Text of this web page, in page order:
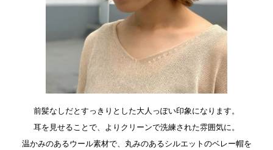
前髪なしだとすっきりとした大人っぽい印象になります。
耳を見せることで、よりクリーンで洗練された雰囲気に。
温かみのあるウール素材で、丸みのあるシルエットのベレー帽を